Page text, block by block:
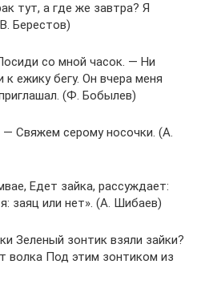
тут, а где же завтра? Я
Берестов)
со мной часок. — Ни
ежику бегу. Он вчера меня
(Ф. Бобылев)
— Свяжем серому носочки. (А.
Едет зайка, рассуждает:
заяц или нет». (А. Шибаев)
Зеленый зонтик взяли зайки?
волка Под этим зонтиком из